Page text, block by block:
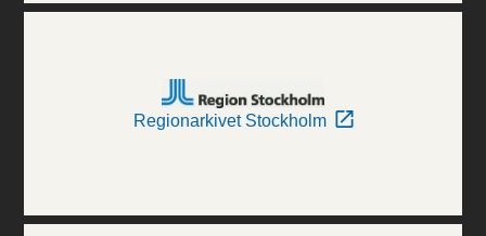
Regionarkivet Stockholm